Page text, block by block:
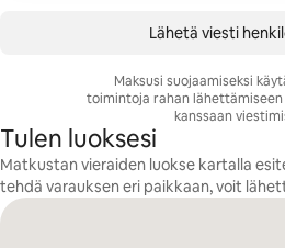
Lähetä viesti
Maksusi suojaamiseksi
toimintoja rahan
kanssaan
Tulen luoksesi
Matkustan vieraiden luokse kartalla
tehdä varauksen eri paikkaan, voit